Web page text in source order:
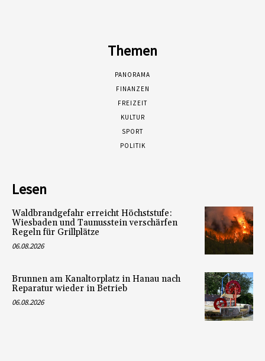
Themen
PANORAMA
FINANZEN
FREIZEIT
KULTUR
SPORT
POLITIK
Lesen
Waldbrandgefahr erreicht Höchststufe:
Wiesbaden und Taunusstein verschärfen
Regeln für Grillplätze
06.08.2026
Brunnen am Kanaltorplatz in Hanau nach
Reparatur wieder in Betrieb
06.08.2026